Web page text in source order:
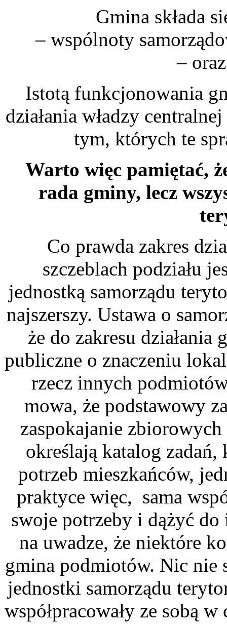
Gmina składa
– wspólnoty
–
Istotą funkcjonowania
działania władzy
tym, których te
Warto więc pamiętać,
rada gminy, lecz
Co prawda zakres
szczeblach podziału
jednostką samorządu
najszerszy. Ustawa o
że do zakresu
publiczne o znaczeniu
rzecz innych
mowa, że podstawowy
zaspokajanie
określają katalog zadań,
potrzeb mieszkańców,
praktyce więc, sama
swoje potrzeby i dążyć
na uwadze, że niektóre
gmina podmiotów. Nic nie
jednostki samorządu
współpracowały ze sobą